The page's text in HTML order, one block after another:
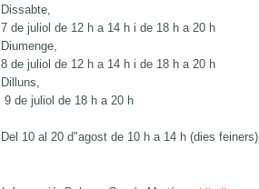
Dissabte,
7 de juliol de 12 h a 14 h i de 18 h a 20 h
Diumenge,
8 de juliol de 12 h a 14 h i de 18 h a 20 h
Dilluns,
9 de juliol de 18 h a 20 h
Del 10 al 20 d'’agost de 10 h a 14 h (dies feiners)